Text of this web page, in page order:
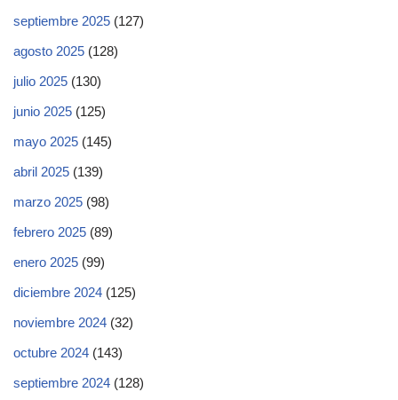
septiembre 2025 (127)
agosto 2025 (128)
julio 2025 (130)
junio 2025 (125)
mayo 2025 (145)
abril 2025 (139)
marzo 2025 (98)
febrero 2025 (89)
enero 2025 (99)
diciembre 2024 (125)
noviembre 2024 (32)
octubre 2024 (143)
septiembre 2024 (128)